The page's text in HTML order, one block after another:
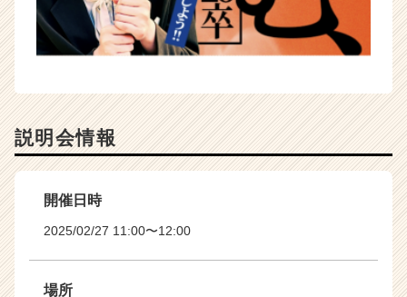
説明会情報
開催日時
2025/02/27 11:00〜12:00
場所